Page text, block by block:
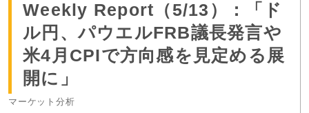
Weekly Report（5/13）：「ド
ル円、パウエルFRB議長発言や
米4月CPIで方向感を見定める展
開に」
マーケット分析